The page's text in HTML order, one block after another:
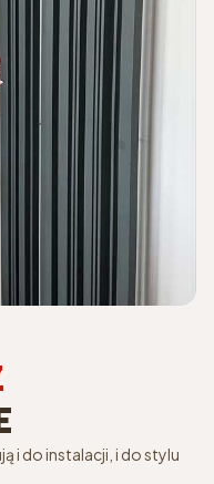
i do instalacji, i do stylu